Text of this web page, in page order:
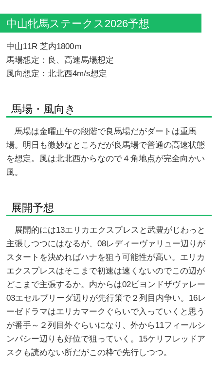
中山牝馬ステークス2026予想
中山11R 芝内1800ｍ
馬場想定：良、高速馬場想定
風向想定：北北西4m/s想定
馬場・風向き
馬場は金曜正午の段階で良馬場だがダートは重馬
場。明日も微妙なところだが良馬場で普通の高速状態
を想定。風は北北西からなので４角地点が完全向かい
風。
展開予想
展開的には13エリカエクスプレスと武豊がじわっと
主張しつつにはなるが、08レディーヴァリュー辺りが
スタートを決めればハナを狙う可能性が高い。エリカ
エクスプレスはそこまで初速は速くないのでこの辺が
どこまで主張するか。内からは02ビヨンドザヴァレー
03エセルブリーダ辺りが先行策で２列目内争い。16レ
ーゼドラマはエリカマークぐらいで入っていくと思う
が番手～２列目外ぐらいになり、外から11フィールシ
ンパシー辺りも好位で狙っていく。15ケリフレッドア
スクも読めない所だがこの枠で先行しつつ。